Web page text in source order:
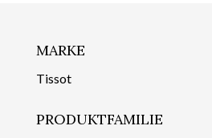
MARKE
Tissot
PRODUKTFAMILIE